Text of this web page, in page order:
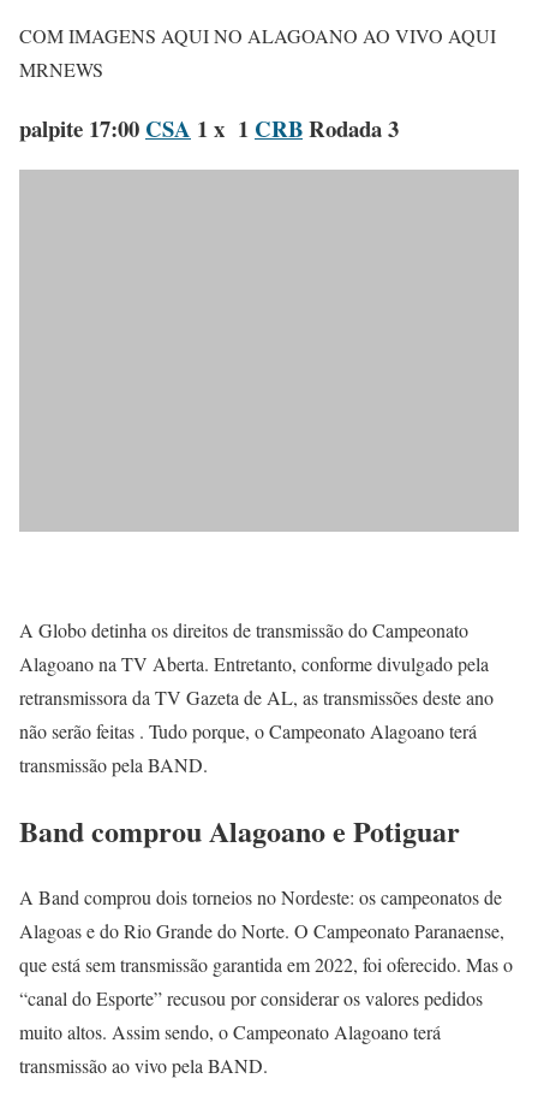
COM IMAGENS AQUI NO ALAGOANO AO VIVO AQUI
MRNEWS
palpite 17:00 CSA 1 x 1 CRBRodada 3
A Globo detinha os direitos de transmissão do Campeonato
Alagoano na TV Aberta. Entretanto, conforme divulgado pela
retransmissora da TV Gazeta de AL, as transmissões deste ano
não serão feitas . Tudo porque, o Campeonato Alagoano terá
transmissão pela BAND.
Band comprou Alagoano e Potiguar
A Band comprou dois torneios no Nordeste: os campeonatos de
Alagoas e do Rio Grande do Norte. O Campeonato Paranaense,
que está sem transmissão garantida em 2022, foi oferecido. Mas o
“canal do Esporte” recusou por considerar os valores pedidos
muito altos. Assim sendo, o Campeonato Alagoano terá
transmissão ao vivo pela BAND.